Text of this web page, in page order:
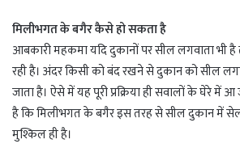
मिलीभगत के बगैर कैसे हो सकता है
आबकारी महकमा यदि दुकानों पर सील लगवाता भी
रही है। अंदर किसी को बंद रखने से दुकान को सील
जाता है। ऐसे में यह पूरी प्रक्रिया ही सवालों के घेरे में
है कि मिलीभगत के बगैर इस तरह से सील दुकान में
मुश्किल ही है।